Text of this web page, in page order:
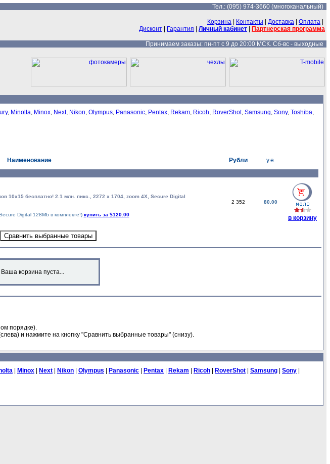
Тел.: (095) 974-3660 (многоканальный)
Корзина Контакты Доставка Оплата
Дисконт
Гарантия Личный кабинет Партнерская программа
Принимаем заказы: пн-пт с 9 до 20:00 МСК. Сб-вс - выходные
, Minolta, Minox, Next, Nikon, Olympus, Panasonic, Pentax, Rekam, Ricoh, RoverShot, Samsung, Sony, Toshiba,
Наименование Рубли
у.е.
10х15 бесплатно! 2.1 млн. пикс., 2272 x 1704, zoom 4X, Secure Digital
Digital 128Mb в комплекте!) купить за $120.00
2 352 80.00
в корзину
Ваша корзина пуста...
порядке).
и нажмите на кнопку "Сравнить выбранные товары" (снизу).
Minox Next Nikon Olympus Panasonic Pentax Rekam Ricoh RoverShot Samsung Sony